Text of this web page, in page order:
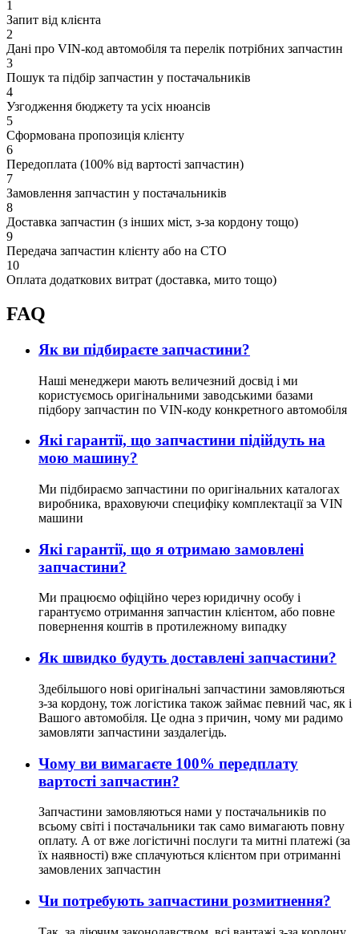
1
Запит від клієнта
2
Дані про VIN-код автомобіля та перелік потрібних запчастин
3
Пошук та підбір запчастин у постачальників
4
Узгодження бюджету та усіх нюансів
5
Сформована пропозиція клієнту
6
Передоплата (100% від вартості запчастин)
7
Замовлення запчастин у постачальників
8
Доставка запчастин (з інших міст, з-за кордону тощо)
9
Передача запчастин клієнту або на СТО
10
Оплата додаткових витрат (доставка, мито тощо)
FAQ
Як ви підбираєте запчастини?
Наші менеджери мають величезний досвід і ми
користуємось оригінальними заводськими базами
підбору запчастин по VIN-коду конкретного автомобіля
Які гарантії, що запчастини підійдуть на
мою машину?
Ми підбираємо запчастини по оригінальних каталогах
виробника, враховуючи специфіку комплектації за VIN
машини
Які гарантії, що я отримаю замовлені
запчастини?
Ми працюємо офіційно через юридичну особу і
гарантуємо отримання запчастин клієнтом, або повне
повернення коштів в протилежному випадку
Як швидко будуть доставлені запчастини?
Здебільшого нові оригінальні запчастини замовляються
з-за кордону, тож логістика також займає певний час, як і
Вашого автомобіля. Це одна з причин, чому ми радимо
замовляти запчастини заздалегідь.
Чому ви вимагаєте 100% передплату
вартості запчастин?
Запчастини замовляються нами у постачальників по
всьому світі і постачальники так само вимагають повну
оплату. А от вже логістичні послуги та митні платежі (за
їх наявності) вже сплачуються клієнтом при отриманні
замовлених запчастин
Чи потребують запчастини розмитнення?